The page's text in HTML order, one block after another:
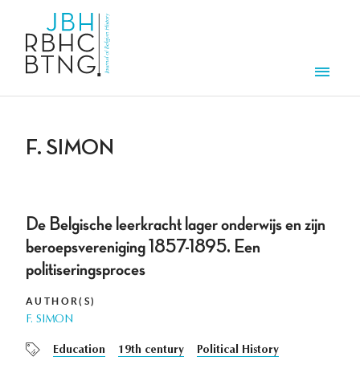
F. SIMON
De Belgische leerkracht lager onderwijs en zijn
beroepsvereniging 1857-1895. Een
politiseringsproces
AUTHOR(S)
F. SIMON
Education 19th century Political History